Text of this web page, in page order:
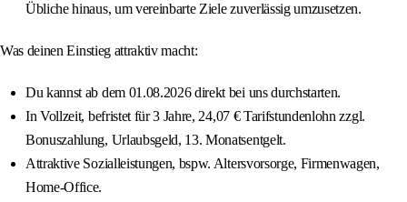
Übliche hinaus, um vereinbarte Ziele zuverlässig umzusetzen.
Was deinen Einstieg attraktiv macht:
Du kannst ab dem 01.08.2026 direkt bei uns durchstarten.
In Vollzeit, befristet für 3 Jahre, 24,07 € Tarifstundenlohn zzgl.
Bonuszahlung, Urlaubsgeld, 13. Monatsentgelt.
Attraktive Sozialleistungen, bspw. Altersvorsorge, Firmenwagen,
Home-Office.